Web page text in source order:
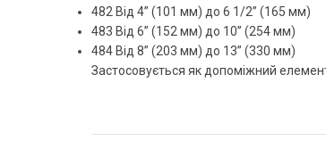
482 Від 4” (101 мм) до 6 1/2” (165 мм)
483 Від 6” (152 мм) до 10” (254 мм)
484 Від 8” (203 мм) до 13” (330 мм)
Застосовується як допоміжний